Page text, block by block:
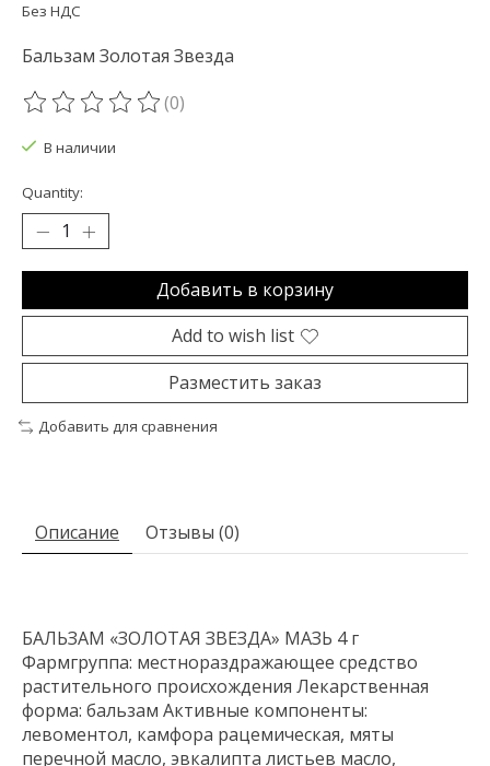
Без НДС
Бальзам Золотая Звезда
The rating of this product is
(0)
В наличии
Quantity:
Добавить в корзину
Add to wish list
Разместить заказ
Добавить для сравнения
Описание Отзывы (0)
БАЛЬЗАМ «ЗОЛОТАЯ ЗВЕЗДА» МАЗЬ 4 г
Фармгруппа: местнораздражающее средство
растительного происхождения Лекарственная
форма: бальзам Активные компоненты:
левоментол, камфора рацемическая, мяты
перечной масло, эвкалипта листьев масло,